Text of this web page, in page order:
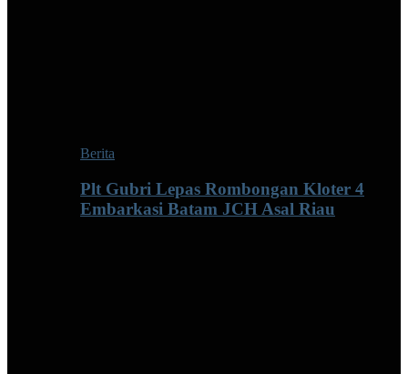
Berita
Plt Gubri Lepas Rombongan Kloter 4
Embarkasi Batam JCH Asal Riau